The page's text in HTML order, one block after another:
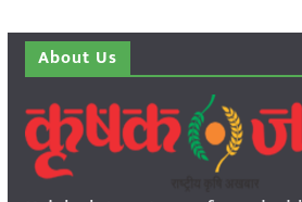
About Us